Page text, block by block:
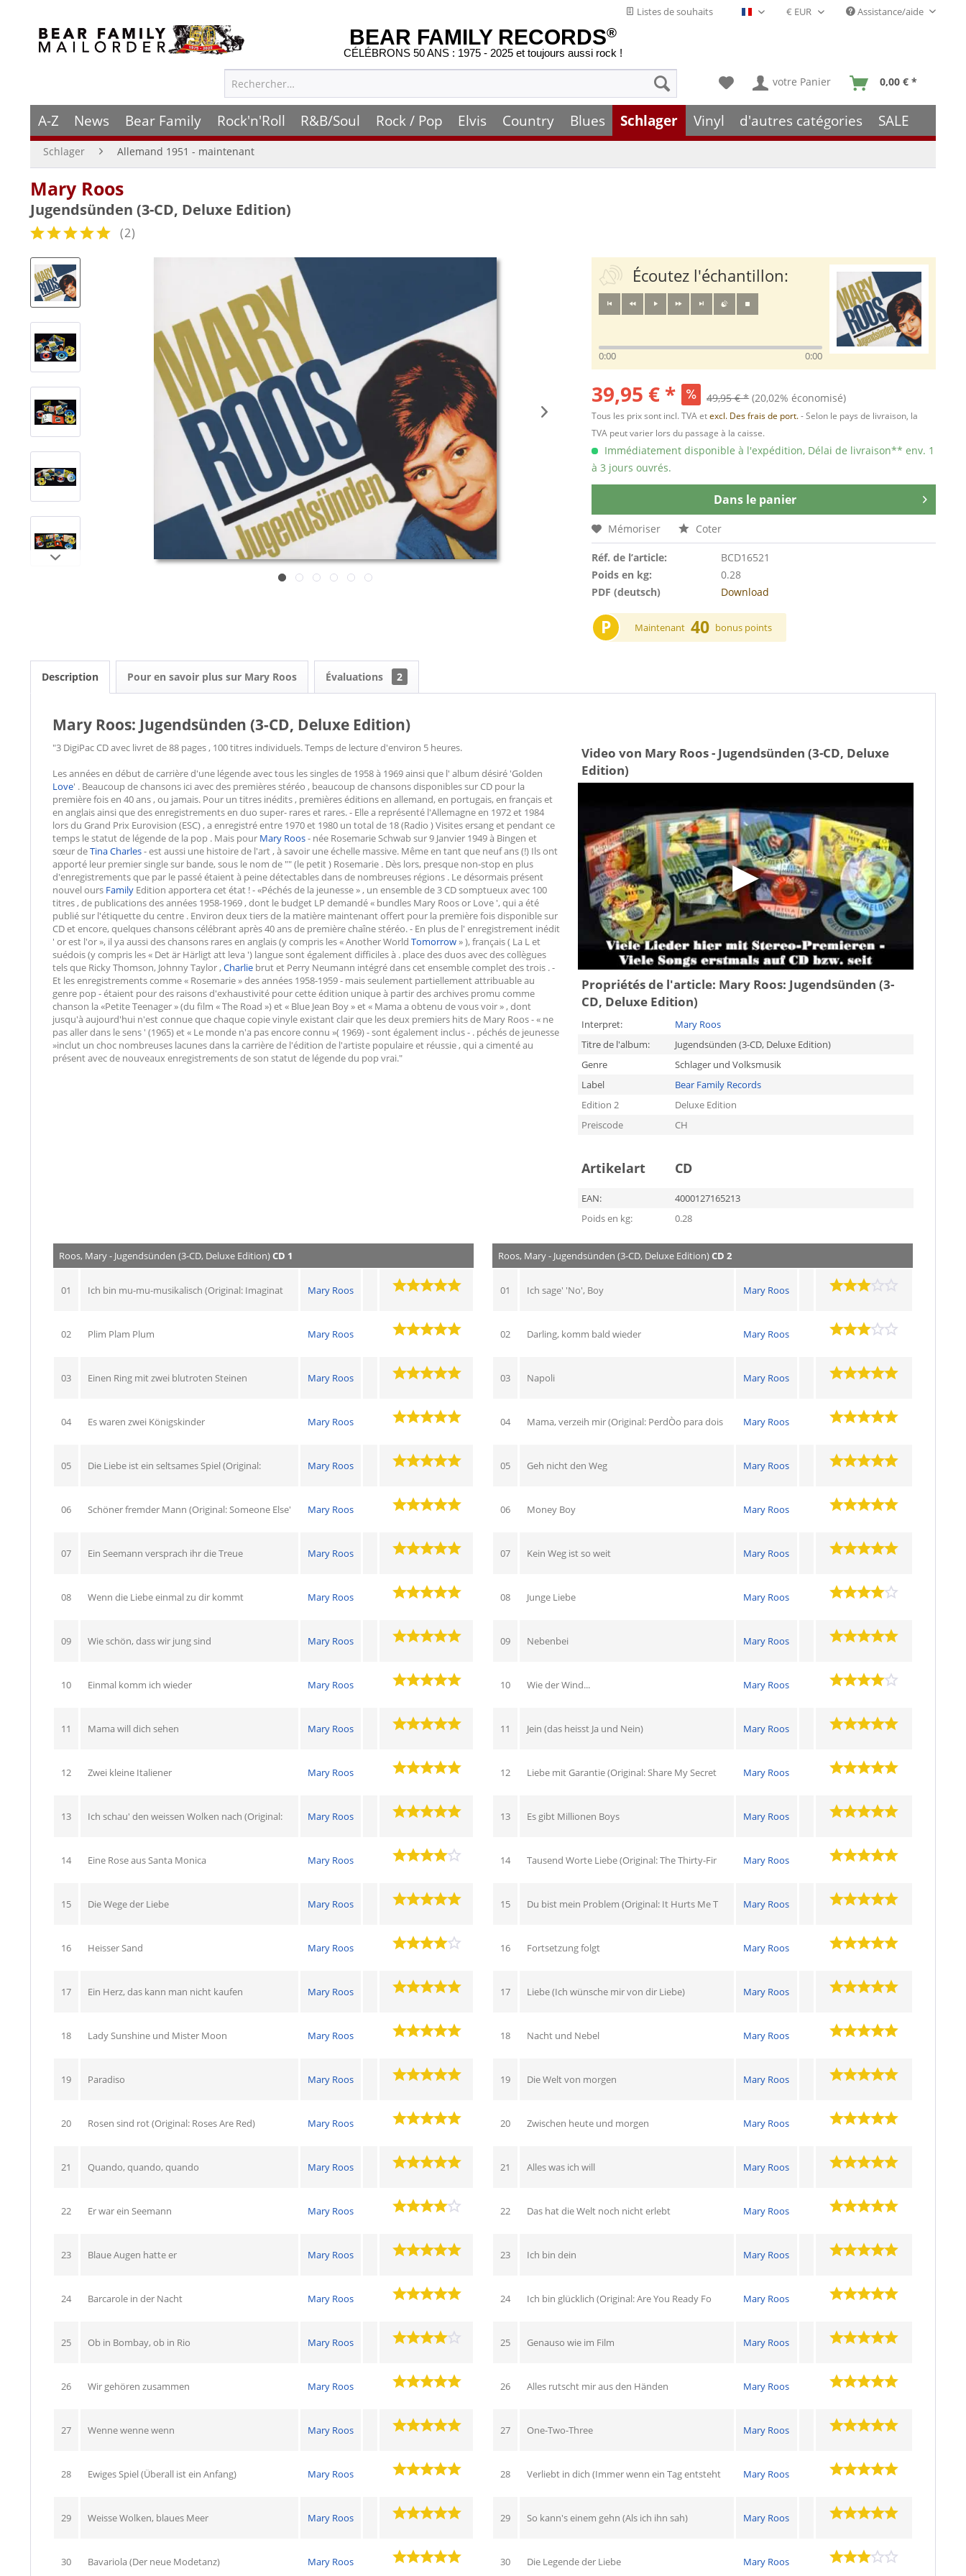
Listes de souhaits Français- FR Assistance/aide
BEAR FAMILY RECORDS®
CÉLÉBRONS 50 ANS : 1975 - 2025 et toujours aussi rock !
votre Panier 0,00 € *
A-Z News Bear Family Rock'n'Roll R&B/Soul Rock / Pop Elvis Country Blues Schlager Vinyl d'autres catégories SALE
Schlager Allemand 1951 - maintenant
Mary Roos
Jugendsünden (3-CD, Deluxe Edition)
(2)
Écoutez l'échantillon:
0:00 0:00
39,95 € * 49,95 € * (20,02% économisé)
Tous les prix sont incl. TVA etexcl. Des frais de port.- Selon le pays de livraison, la
TVA peut varier lors du passage à la caisse.
Immédiatement disponible à l'expédition, Délai de livraison** env. 1
à 3 jours ouvrés.
Dans le panier
Mémoriser Coter
Réf. de l’article:
BCD16521
Poids en kg:
0.28
PDF (deutsch)
Download
P Maintenant 40 bonus points
Description Pour en savoir plus sur Mary Roos Évaluations 2
Mary Roos: Jugendsünden (3-CD, Deluxe Edition)
"3 DigiPac CD avec livret de 88 pages , 100 titres individuels. Temps de lecture d'environ 5 heures.
Les années en début de carrière d'une légende avec tous les singles de 1958 à 1969 ainsi que l' album désiré 'Golden
Love' . Beaucoup de chansons ici avec des premières stéréo , beaucoup de chansons disponibles sur CD pour la
première fois en 40 ans , ou jamais. Pour un titres inédits , premières éditions en allemand, en portugais, en français et
en anglais ainsi que des enregistrements en duo super- rares et rares. - Elle a représenté l'Allemagne en 1972 et 1984
lors du Grand Prix Eurovision (ESC) , a enregistré entre 1970 et 1980 un total de 18 (Radio ) Visites ersang et pendant ce
temps le statut de légende de la pop . Mais pour Mary Roos- née Rosemarie Schwab sur 9 Janvier 1949 à Bingen et
sœur deTina Charles- est aussi une histoire de l'art , à savoir une échelle massive. Même en tant que neuf ans (!) Ils ont
apporté leur premier single sur bande, sous le nom de "" (le petit ) Rosemarie . Dès lors, presque non-stop en plus
d'enregistrements que par le passé étaient à peine détectables dans de nombreuses régions . Le désormais présent
nouvel ours Family Edition apportera cet état ! - «Péchés de la jeunesse » , un ensemble de 3 CD somptueux avec 100
titres , de publications des années 1958-1969 , dont le budget LP demandé « bundles Mary Roos or Love ', qui a été
publié sur l'étiquette du centre . Environ deux tiers de la matière maintenant offert pour la première fois disponible sur
CD et encore, quelques chansons célébrant après 40 ans de première chaîne stéréo. - En plus de l' enregistrement inédit
' or est l'or », il ya aussi des chansons rares en anglais (y compris les « Another World Tomorrow» ), français ( La L et
suédois (y compris les « Det är Härligt att leva ') langue sont également difficiles à . place des duos avec des collègues
tels que Ricky Thomson, Johnny Taylor ,Charlie brut et Perry Neumann intégré dans cet ensemble complet des trois . -
Et les enregistrements comme « Rosemarie » des années 1958-1959 - mais seulement partiellement attribuable au
genre pop - étaient pour des raisons d'exhaustivité pour cette édition unique à partir des archives promu comme
chanson la «Petite Teenager » (du film « The Road ») et « Blue Jean Boy » et « Mama a obtenu de vous voir » , dont
jusqu'à aujourd'hui n'est connue que chaque copie vinyle existant clair que les deux premiers hits de Mary Roos - « ne
pas aller dans le sens ' (1965) et « Le monde n'a pas encore connu »( 1969) - sont également inclus - . péchés de jeunesse
»inclut un choc nombreuses lacunes dans la carrière de l'édition de l'artiste populaire et réussie , qui a cimenté au
présent avec de nouveaux enregistrements de son statut de légende du pop vrai."
Video von Mary Roos - Jugendsünden (3-CD, Deluxe
Edition)
Propriétés de l'article: Mary Roos: Jugendsünden (3-
CD, Deluxe Edition)
Interpret:
Mary Roos
Titre de l'album:
Jugendsünden (3-CD, Deluxe Edition)
Genre
Schlager und Volksmusik
Label
Bear Family Records
Edition 2
Deluxe Edition
Preiscode
CH
Artikelart CD
EAN:
4000127165213
Poids en kg:
0.28
Roos, Mary - Jugendsünden (3-CD, Deluxe Edition)CD 1
01 Ich bin mu-mu-musikalisch (Original: Imaginat Mary Roos
02 Plim Plam Plum Mary Roos
03 Einen Ring mit zwei blutroten Steinen Mary Roos
04 Es waren zwei Königskinder Mary Roos
05 Die Liebe ist ein seltsames Spiel (Original: Mary Roos
06 Schöner fremder Mann (Original: Someone Else' Mary Roos
07 Ein Seemann versprach ihr die Treue Mary Roos
08 Wenn die Liebe einmal zu dir kommt Mary Roos
09 Wie schön, dass wir jung sind Mary Roos
10 Einmal komm ich wieder Mary Roos
11 Mama will dich sehen Mary Roos
12 Zwei kleine Italiener Mary Roos
13 Ich schau' den weissen Wolken nach (Original: Mary Roos
14 Eine Rose aus Santa Monica Mary Roos
15 Die Wege der Liebe Mary Roos
16 Heisser Sand Mary Roos
17 Ein Herz, das kann man nicht kaufen Mary Roos
18 Lady Sunshine und Mister Moon Mary Roos
19 Paradiso Mary Roos
20 Rosen sind rot (Original: Roses Are Red) Mary Roos
21 Quando, quando, quando Mary Roos
22 Er war ein Seemann Mary Roos
23 Blaue Augen hatte er Mary Roos
24 Barcarole in der Nacht Mary Roos
25 Ob in Bombay, ob in Rio Mary Roos
26 Wir gehören zusammen Mary Roos
27 Wenne wenne wenn Mary Roos
28 Ewiges Spiel (Überall ist ein Anfang) Mary Roos
29 Weisse Wolken, blaues Meer Mary Roos
30 Bavariola (Der neue Modetanz) Mary Roos
Roos, Mary - Jugendsünden (3-CD, Deluxe Edition)CD 2
01 Ich sage' 'No', Boy Mary Roos
02 Darling, komm bald wieder Mary Roos
03 Napoli Mary Roos
04 Mama, verzeih mir (Original: PerdÒo para dois Mary Roos
05 Geh nicht den Weg Mary Roos
06 Money Boy Mary Roos
07 Kein Weg ist so weit Mary Roos
08 Junge Liebe Mary Roos
09 Nebenbei Mary Roos
10 Wie der Wind... Mary Roos
11 Jein (das heisst Ja und Nein) Mary Roos
12 Liebe mit Garantie (Original: Share My Secret Mary Roos
13 Es gibt Millionen Boys Mary Roos
14 Tausend Worte Liebe (Original: The Thirty-Fir Mary Roos
15 Du bist mein Problem (Original: It Hurts Me T Mary Roos
16 Fortsetzung folgt Mary Roos
17 Liebe (Ich wünsche mir von dir Liebe) Mary Roos
18 Nacht und Nebel Mary Roos
19 Die Welt von morgen Mary Roos
20 Zwischen heute und morgen Mary Roos
21 Alles was ich will Mary Roos
22 Das hat die Welt noch nicht erlebt Mary Roos
23 Ich bin dein Mary Roos
24 Ich bin glücklich (Original: Are You Ready Fo Mary Roos
25 Genauso wie im Film Mary Roos
26 Alles rutscht mir aus den Händen Mary Roos
27 One-Two-Three Mary Roos
28 Verliebt in dich (Immer wenn ein Tag entsteht Mary Roos
29 So kann's einem gehn (Als ich ihn sah) Mary Roos
30 Die Legende der Liebe Mary Roos